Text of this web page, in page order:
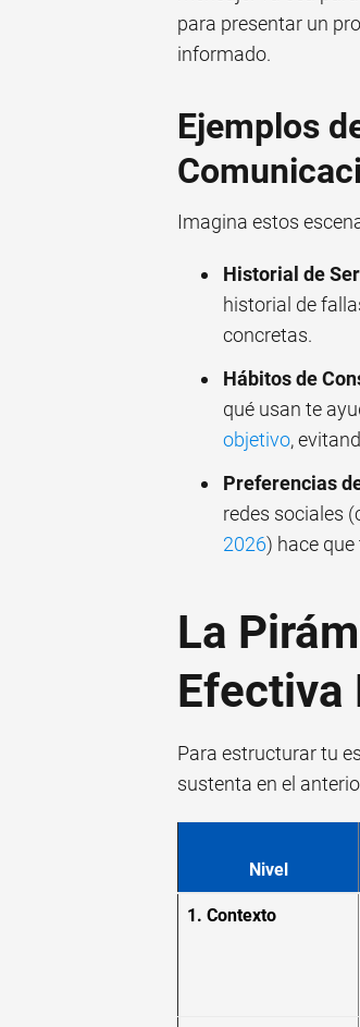
para presentar un
informado.
Ejemplos
Imagina estos
Historial de
historial de
concretas.
Hábitos de
qué usan te
objetivo,
Preferencias
redes sociales
2026) hace
La
Efectiva
Para estructurar tu
sustenta en el
Nivel
1. Contexto